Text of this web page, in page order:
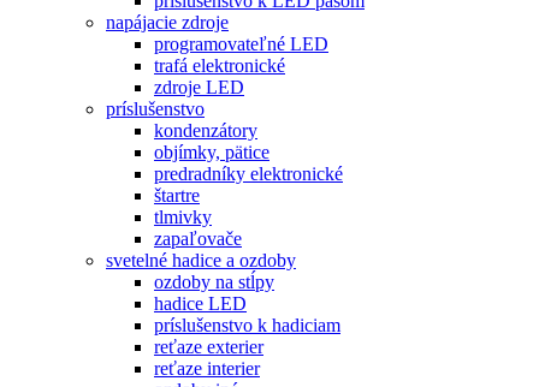
napájacie zdroje
programovateľné LED
trafá elektronické
zdroje LED
príslušenstvo
kondenzátory
objímky, pätice
predradníky elektronické
štartre
tlmivky
zapaľovače
svetelné hadice a ozdoby
ozdoby na stĺpy
hadice LED
príslušenstvo k hadiciam
reťaze exterier
reťaze interier